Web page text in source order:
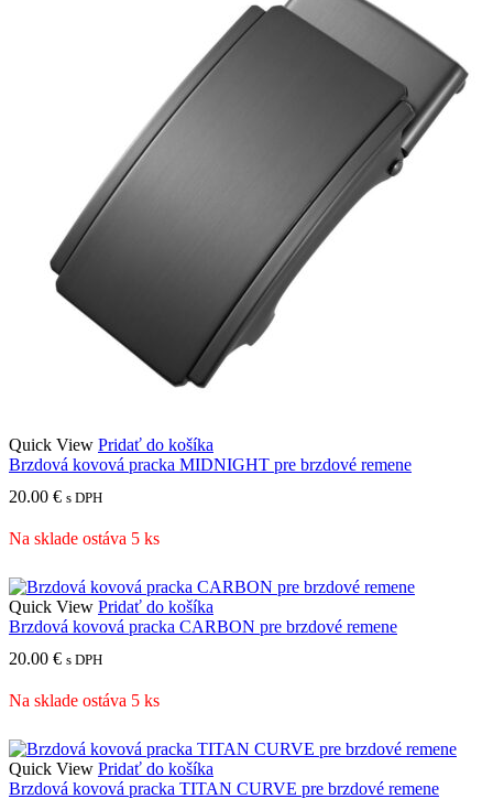
Quick View Pridať do košíka
Brzdová kovová pracka MIDNIGHT pre brzdové remene
20.00 € s DPH
Na sklade ostáva 5 ks
Quick View Pridať do košíka
Brzdová kovová pracka CARBON pre brzdové remene
20.00 € s DPH
Na sklade ostáva 5 ks
Quick View Pridať do košíka
Brzdová kovová pracka TITAN CURVE pre brzdové remene